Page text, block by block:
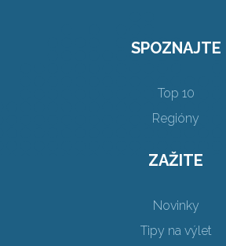
SPOZNAJTE
Top 10
Regióny
ZAŽITE
Novinky
Tipy na výlet